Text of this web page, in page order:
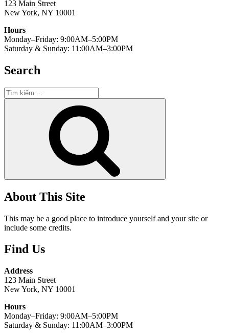
123 Main Street
New York, NY 10001
Hours
Monday–Friday: 9:00AM–5:00PM
Saturday & Sunday: 11:00AM–3:00PM
Search
Tìm
kiếm:
About This Site
This may be a good place to introduce yourself and your site or
include some credits.
Find Us
Address
123 Main Street
New York, NY 10001
Hours
Monday–Friday: 9:00AM–5:00PM
Saturday & Sunday: 11:00AM–3:00PM